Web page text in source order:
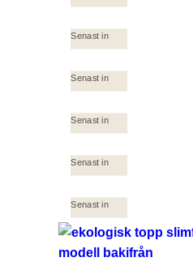
Senast in
Senast in
Senast in
Senast in
Senast in